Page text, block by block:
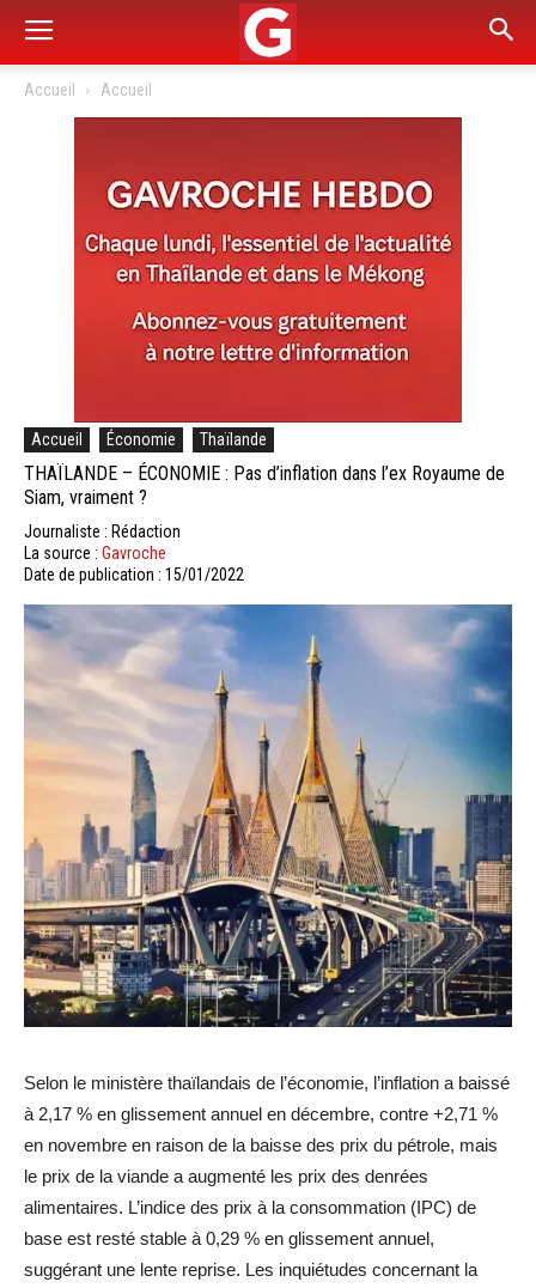
Accueil Accueil
Accueil Économie Thaïlande
THAÏLANDE – ÉCONOMIE : Pas d’inflation dans l’ex Royaume de
Siam, vraiment ?
Journaliste : Rédaction
La source : Gavroche
Date de publication : 15/01/2022
Selon le ministère thaïlandais de l’économie, l’inflation a baissé
à 2,17 % en glissement annuel en décembre, contre +2,71 %
en novembre en raison de la baisse des prix du pétrole, mais
le prix de la viande a augmenté les prix des denrées
alimentaires. L’indice des prix à la consommation (IPC) de
base est resté stable à 0,29 % en glissement annuel,
suggérant une lente reprise. Les inquiétudes concernant la